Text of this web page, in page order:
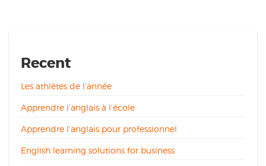
Recent
Les athlètes de l’année
Apprendre l’anglais à l’école
Apprendre l’anglais pour professionnel
English learning solutions for business